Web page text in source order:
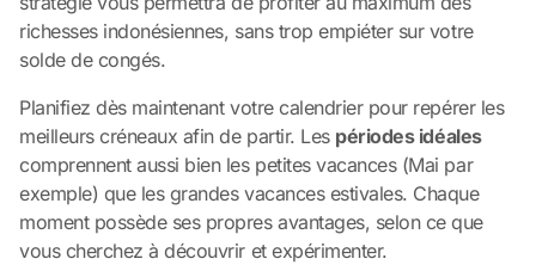
richesses indonésiennes, sans trop empiéter sur votre
solde de congés.
Planifiez dès maintenant votre calendrier pour repérer les
meilleurs créneaux afin de partir. Les périodes idéales
comprennent aussi bien les petites vacances (Mai par
exemple) que les grandes vacances estivales. Chaque
moment possède ses propres avantages, selon ce que
vous cherchez à découvrir et expérimenter.